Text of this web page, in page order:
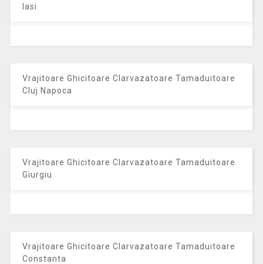
Iasi
Vrajitoare Ghicitoare Clarvazatoare Tamaduitoare
Cluj Napoca
Vrajitoare Ghicitoare Clarvazatoare Tamaduitoare
Giurgiu
Vrajitoare Ghicitoare Clarvazatoare Tamaduitoare
Constanta